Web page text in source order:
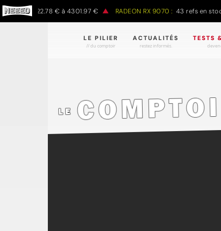
2422.78 € à 4301.97 € RADEON RX 9070 : 43 refs en stock de
LE PILIER
// du comptoir
ACTUALITÉS
restez informés.
TESTS